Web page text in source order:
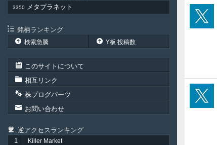
3350 メタプラネット
銘柄ランキング
検索急騰 Y板 投稿数
このサイトについて
相互リンク
株ブログパーツ
お問い合わせ
逆アクセスランキング
1
Killer Market